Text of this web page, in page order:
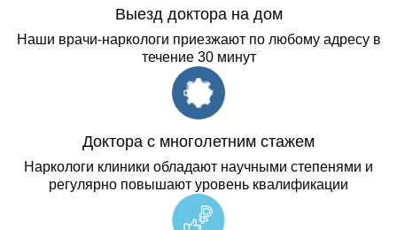
Выезд доктора на дом
Наши врачи-наркологи приезжают по любому адресу в
течение 30 минут
Доктора с многолетним стажем
Наркологи клиники обладают научными степенями и
регулярно повышают уровень квалификации